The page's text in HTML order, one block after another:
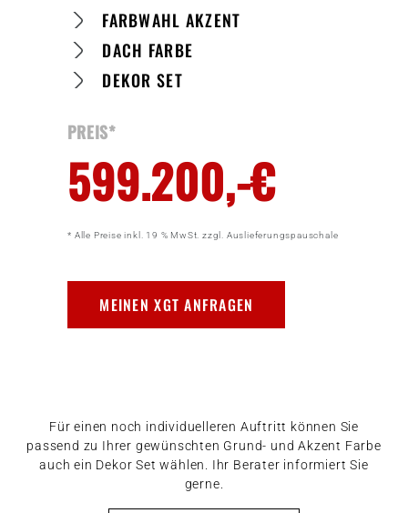
FARBWAHL AKZENT
DACH FARBE
DEKOR SET
PREIS*
599.200,-€
* Alle Preise inkl. 19 % MwSt. zzgl. Auslieferungspauschale
MEINEN XGT ANFRAGEN
Für einen noch individuelleren Auftritt können Sie
passend zu Ihrer gewünschten Grund- und Akzent Farbe
auch ein Dekor Set wählen. Ihr Berater informiert Sie
gerne.